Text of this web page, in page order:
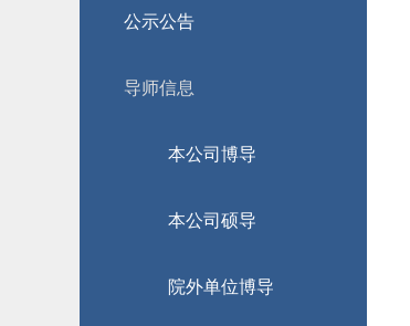
公示公告
导师信息
本公司博导
本公司硕导
院外单位博导